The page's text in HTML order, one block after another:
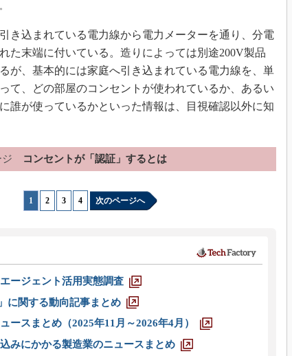
。
き込まれている電力線から電力メーターを通り、分電
た末端に付いている。造りによっては別途200V製品
が、基本的には家庭へ引き込まれている電力線を、単
て、どの部屋のコンセントが使われているか、あるい
誰が使っているかといった情報は、目視確認以外に知
コンセントが「認証」するとは
1 2 3 4 次のページへ
ージェント活用実態調査
に関する動向記事まとめ
ースまとめ（2025年11月～2026年4月）
みにかかる製造業のニュースまとめ